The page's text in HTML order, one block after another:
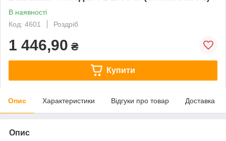
В наявності
Код: 4601
Роздріб
1 446,90 ₴
Купити
Опис Характеристики Відгуки про товар Доставка
Опис